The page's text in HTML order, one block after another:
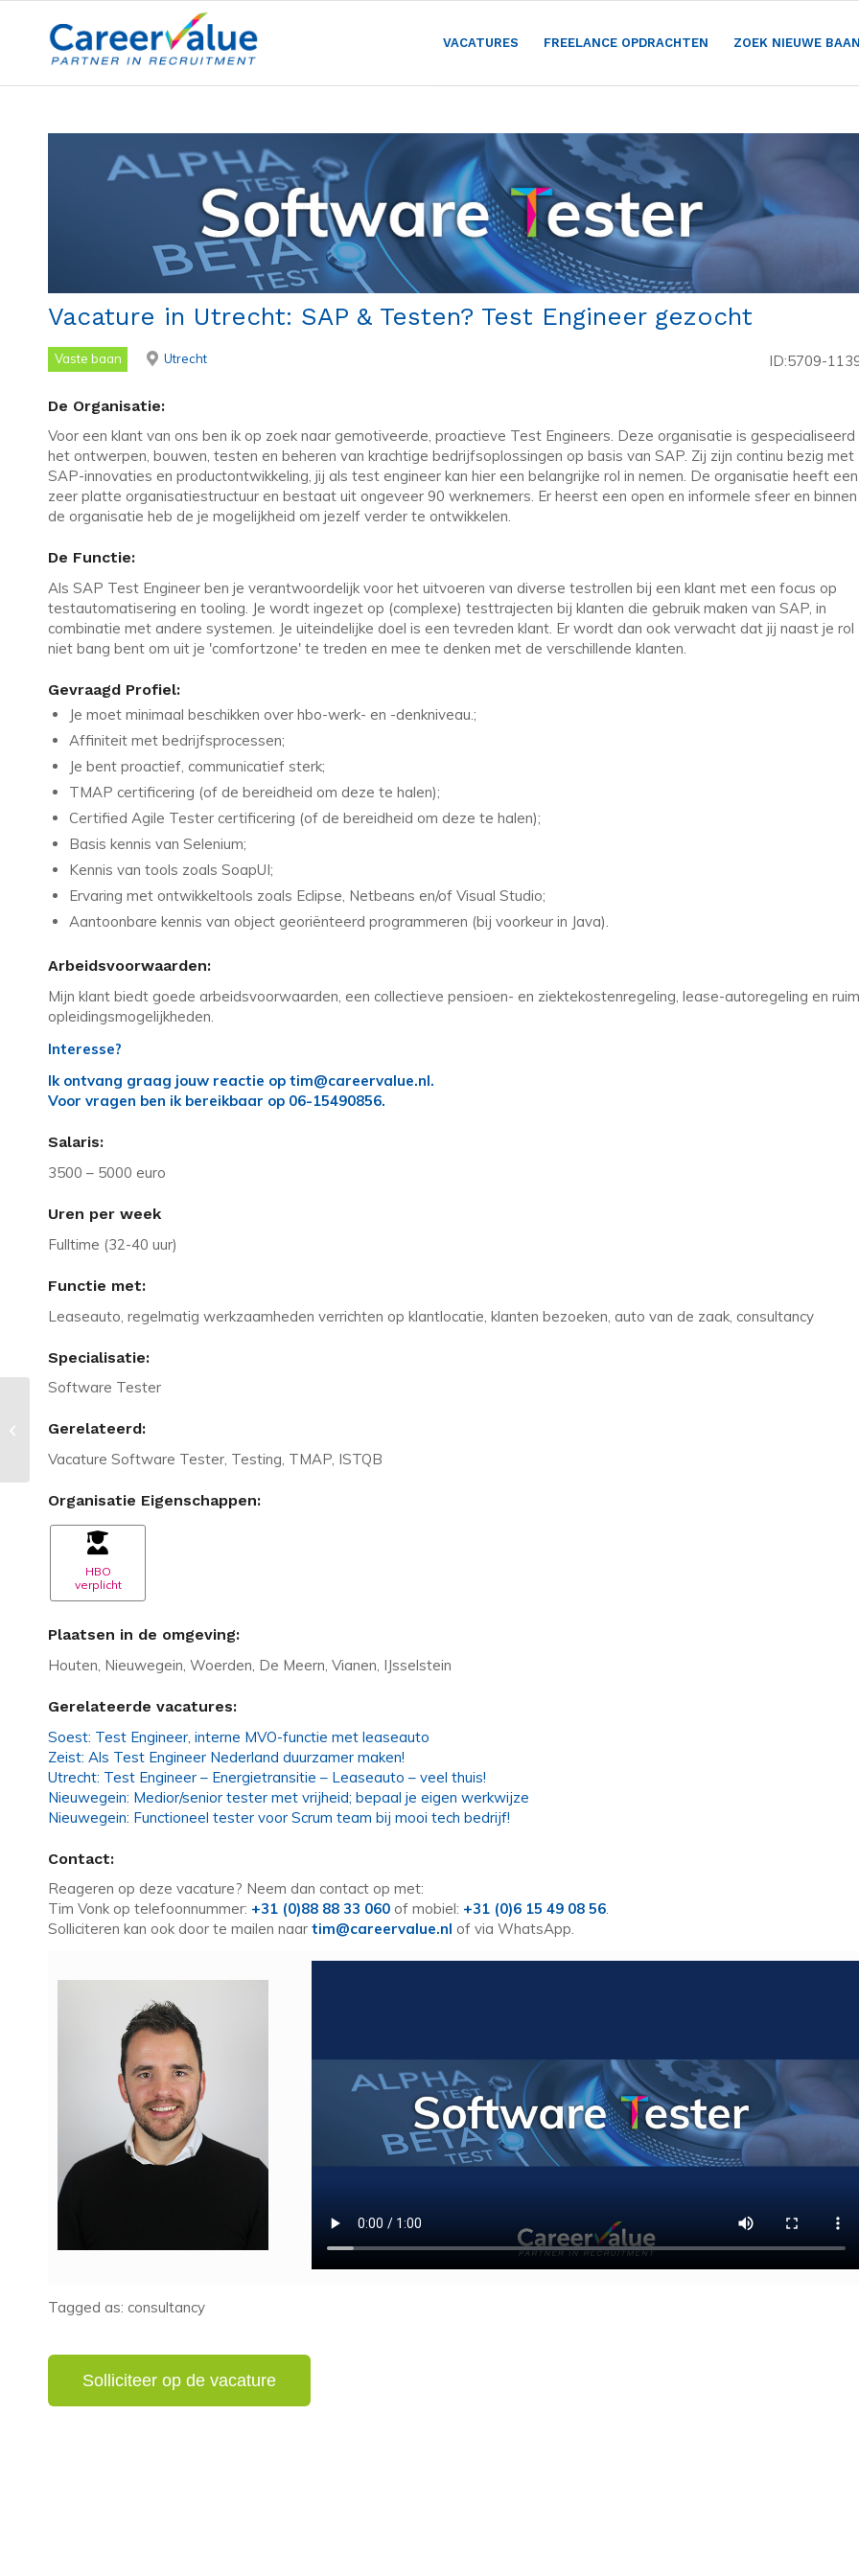
VACATURES FREELANCE OPDRACHTEN ZOEK NIEUWE
Vacature in Utrecht: SAP & Testen? Test Engineer gezocht
Vaste baan Utrecht ID:5709-
De Organisatie:
Voor een klant van ons ben ik op zoek naar gemotiveerde, proactieve Test Engineers. Deze organisatie is gespecialiseerd
het ontwerpen, bouwen, testen en beheren van krachtige bedrijfsoplossingen op basis van SAP. Zij zijn continu bezig met
SAP-innovaties en productontwikkeling, jij als test engineer kan hier een belangrijke rol in nemen. De organisatie heeft een
zeer platte organisatiestructuur en bestaat uit ongeveer 90 werknemers. Er heerst een open en informele sfeer en binnen
de organisatie heb de je mogelijkheid om jezelf verder te ontwikkelen.
De Functie:
Als SAP Test Engineer ben je verantwoordelijk voor het uitvoeren van diverse testrollen bij een klant met een focus op
testautomatisering en tooling. Je wordt ingezet op (complexe) testtrajecten bij klanten die gebruik maken van SAP, in
combinatie met andere systemen. Je uiteindelijke doel is een tevreden klant. Er wordt dan ook verwacht dat jij naast je rol
niet bang bent om uit je 'comfortzone' te treden en mee te denken met de verschillende klanten.
Gevraagd Profiel:
Je moet minimaal beschikken over hbo-werk- en -denkniveau.;
Affiniteit met bedrijfsprocessen;
Je bent proactief, communicatief sterk;
TMAP certificering (of de bereidheid om deze te halen);
Certified Agile Tester certificering (of de bereidheid om deze te halen);
Basis kennis van Selenium;
Kennis van tools zoals SoapUI;
Ervaring met ontwikkeltools zoals Eclipse, Netbeans en/of Visual Studio;
Aantoonbare kennis van object georiënteerd programmeren (bij voorkeur in Java).
Arbeidsvoorwaarden:
Mijn klant biedt goede arbeidsvoorwaarden, een collectieve pensioen- en ziektekostenregeling, lease-autoregeling en
opleidingsmogelijkheden.
Interesse?
Ik ontvang graag jouw reactie op tim@careervalue.nl.
Voor vragen ben ik bereikbaar op 06-15490856.
Salaris:
3500 – 5000 euro
Uren per week
Fulltime (32-40 uur)
Functie met:
Leaseauto, regelmatig werkzaamheden verrichten op klantlocatie, klanten bezoeken, auto van de zaak, consultancy
Specialisatie:
Software Tester
Gerelateerd:
Vacature Software Tester, Testing, TMAP, ISTQB
Organisatie Eigenschappen:
HBO
verplicht
Plaatsen in de omgeving:
Houten, Nieuwegein, Woerden, De Meern, Vianen, IJsselstein
Gerelateerde vacatures:
Soest: Test Engineer, interne MVO-functie met leaseauto
Zeist: Als Test Engineer Nederland duurzamer maken!
Utrecht: Test Engineer – Energietransitie – Leaseauto – veel thuis!
Nieuwegein: Medior/senior tester met vrijheid; bepaal je eigen werkwijze
Nieuwegein: Functioneel tester voor Scrum team bij mooi tech bedrijf!
Contact:
Reageren op deze vacature? Neem dan contact op met:
Tim Vonk op telefoonnummer: +31 (0)88 88 33 060 of mobiel: +31 (0)6 15 49 08 56.
Solliciteren kan ook door te mailen naar tim@careervalue.nl of via WhatsApp.
Tagged as: consultancy
Azure Data Engineer – Innovatieve